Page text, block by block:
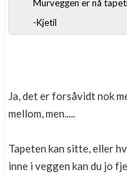
Murveggen er nå
-Kjetil
Ja, det er forsåvidt nok
mellom, men.....
Tapeten kan sitte, eller
inne i veggen kan du jo